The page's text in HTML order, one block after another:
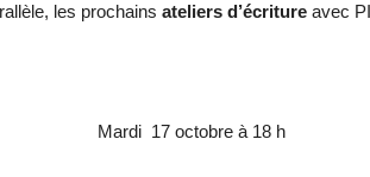
les prochains ateliers d’écritureavec
Mardi 17 octobre à 18 h